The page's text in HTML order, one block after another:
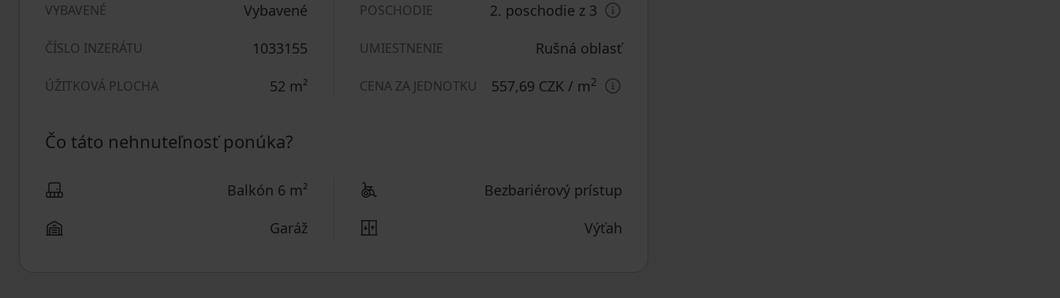
VYBAVENÉ Vybavené
ČÍSLO INZERÁTU 1033155
ÚŽITKOVÁ PLOCHA 52 m²
POSCHODIE 2. poschodie z 3
UMIESTNENIE Rušná oblasť
CENA ZA JEDNOTKU 557,69 CZK/ m2
Čo táto nehnuteľnosť ponúka?
Balkón 6 m²
Garáž
Bezbariérový prístup
Výťah